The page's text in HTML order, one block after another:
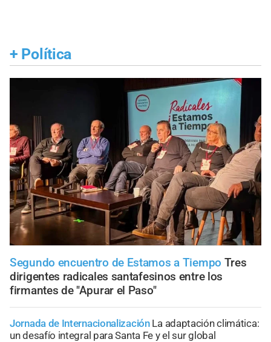
+ Política
Segundo encuentro de Estamos a Tiempo Tres
dirigentes radicales santafesinos entre los
firmantes de "Apurar el Paso"
Jornada de Internacionalización La adaptación climática:
un desafío integral para Santa Fe y el sur global